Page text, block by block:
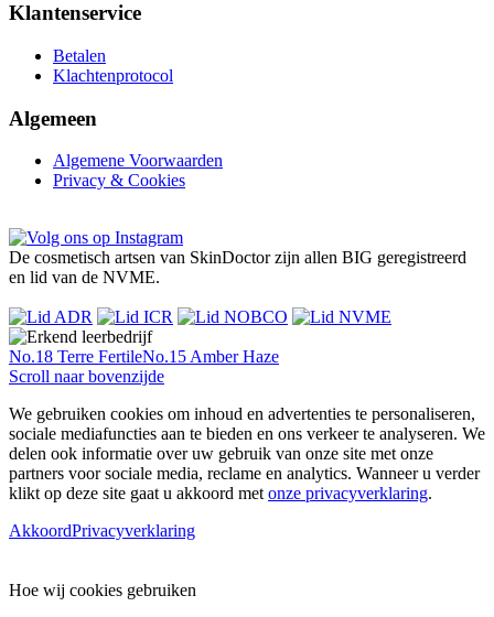
Klantenservice
Betalen
Klachtenprotocol
Algemeen
Algemene Voorwaarden
Privacy & Cookies
De cosmetisch artsen van SkinDoctor zijn allen BIG geregistreerd
en lid van de NVME.
No.18 Terre FertileNo.15 Amber Haze
Scroll naar bovenzijde
We gebruiken cookies om inhoud en advertenties te personaliseren,
sociale mediafuncties aan te bieden en ons verkeer te analyseren. We
delen ook informatie over uw gebruik van onze site met onze
partners voor sociale media, reclame en analytics. Wanneer u verder
klikt op deze site gaat u akkoord metonze privacyverklaring.
AkkoordPrivacyverklaring
Hoe wij cookies gebruiken